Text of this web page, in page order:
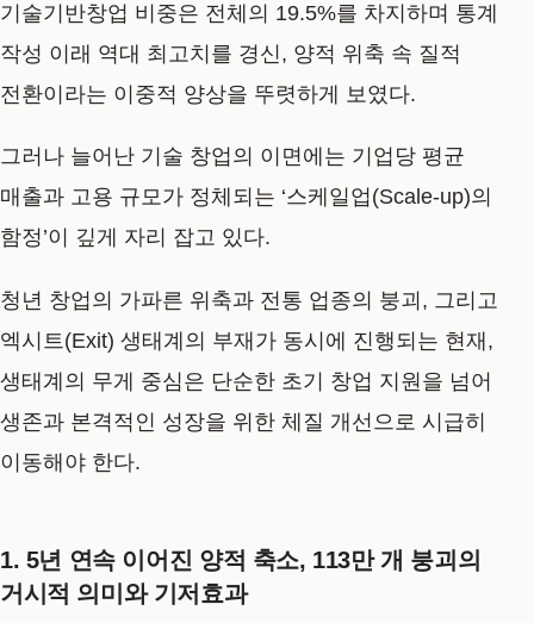
기술기반창업 비중은 전체의 19.5%를 차지하며 통계
작성 이래 역대 최고치를 경신, 양적 위축 속 질적
전환이라는 이중적 양상을 뚜렷하게 보였다.
그러나 늘어난 기술 창업의 이면에는 기업당 평균
매출과 고용 규모가 정체되는 ‘스케일업(Scale-up)의
함정’이 깊게 자리 잡고 있다.
청년 창업의 가파른 위축과 전통 업종의 붕괴, 그리고
엑시트(Exit) 생태계의 부재가 동시에 진행되는 현재,
생태계의 무게 중심은 단순한 초기 창업 지원을 넘어
생존과 본격적인 성장을 위한 체질 개선으로 시급히
이동해야 한다.
1. 5년 연속 이어진 양적 축소, 113만 개 붕괴의
거시적 의미와 기저효과